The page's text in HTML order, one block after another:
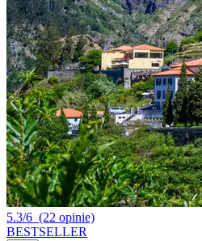
5.3/6 (22 opinie)
BESTSELLER